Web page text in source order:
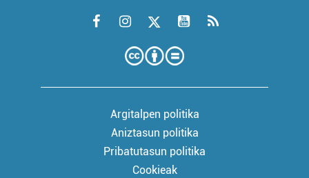
Argitalpen politika
Aniztasun politika
Pribatutasun politika
Cookieak